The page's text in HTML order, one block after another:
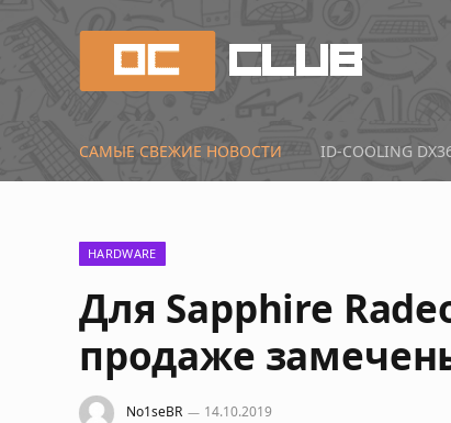
САМЫЕ СВЕЖИЕ НОВОСТИ Первые тесты
HARDWARE
Для Sapphire
продаже
No1seBR 14.10.2019